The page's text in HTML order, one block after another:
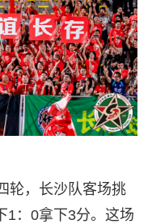
轮，长沙队客场挑
1：0拿下3分。这场